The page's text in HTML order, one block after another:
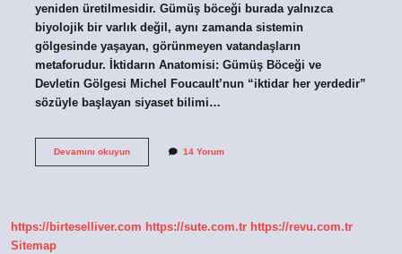
yeniden üretilmesidir. Gümüş böceği burada yalnızca
biyolojik bir varlık değil, aynı zamanda sistemin
gölgesinde yaşayan, görünmeyen vatandaşların
metaforudur. İktidarın Anatomisi: Gümüş Böceği ve
Devletin Gölgesi Michel Foucault’nun “iktidar her yerdedir”
sözüyle başlayan siyaset bilimi…
Devamını okuyunGümüş
14 Yorum
https://birteselliver.com https://sute.com.tr https://revu.com.tr
Sitemap